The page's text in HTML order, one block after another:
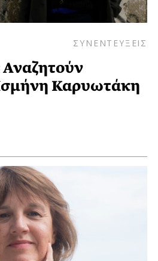
ΣΥΝΕΝΤΕΥΞΕΙΣ
Καρυωτάκη